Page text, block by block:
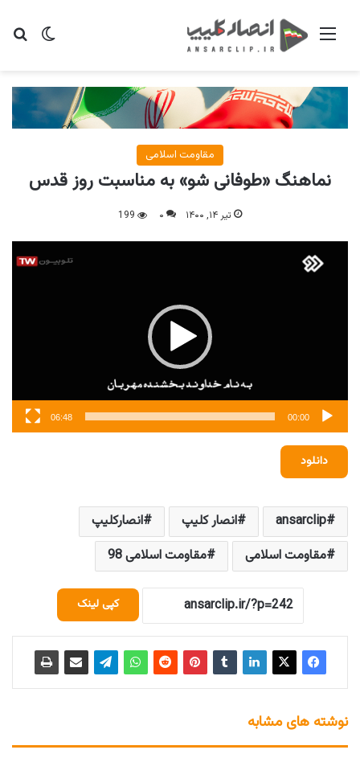
تغییر منو
مقاومت اسلامی
نماهنگ «طوفانی شو» به مناسبت روز قدس
تیر ۱۴, ۱۴۰۰ ۰ 199
نمایشگر
00:00
06:48
دانلود
ansarclip انصار کلیپ
انصارکلیپ
مقاومت اسلامی
مقاومت اسلامی 98
کپی لینک
نوشته های مشابه